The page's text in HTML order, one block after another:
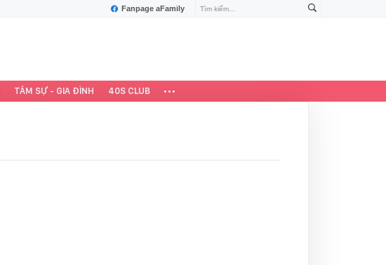
Fanpage aFamily
TÂM SỰ - GIA ĐÌNH 40S CLUB